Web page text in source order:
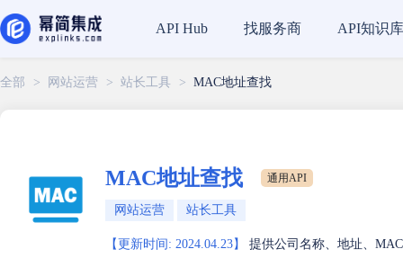
全部 > 网站运营 > 站长工具 > MAC地址查找
MAC地址查找 通用API
网站运营 站长工具
【更新时间: 2024.04.23】
提供公司名称、地址、
API Hub 找服务商 API知识库